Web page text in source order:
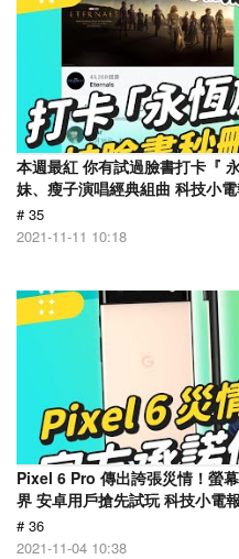
本週最紅 你有試過臉書打卡『
妹、瘦子演唱經典組曲 科技小
# 35
2021-11-11 10:18
Pixel 6 Pro 傳出誇張災情！螢
界 安卓用戶搶先試玩 科技小電
# 36
2021-11-04 10:38